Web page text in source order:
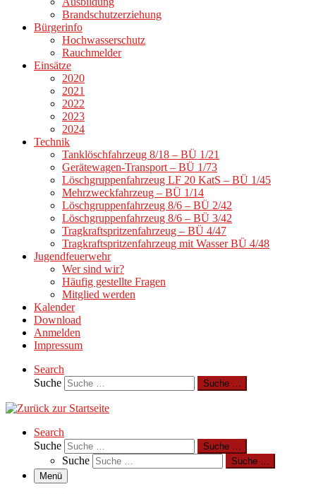
Brandschutzerziehung
Bürgerinfo
Hochwasserschutz
Rauchmelder
Einsätze
2020
2021
2022
2023
2024
Technik
Tanklöschfahrzeug 8/18 – BÜ 1/21
Gerätewagen-Transport – BÜ 1/73
Löschgruppenfahrzeug LF 20 KatS – BÜ 1/45
Mehrzweckfahrzeug – BÜ 1/14
Löschgruppenfahrzeug 8/6 – BÜ 2/42
Löschgruppenfahrzeug 8/6 – BÜ 3/42
Tragkraftspritzenfahrzeug – BÜ 4/47
Tragkraftspritzenfahrzeug mit Wasser BÜ 4/48
Jugendfeuerwehr
Wer sind wir?
Häufig gestellte Fragen
Mitglied werden
Kalender
Download
Anmelden
Impressum
Search
Suche
Suche …
Search
Suche
Suche …
Suche
Suche …
Menü